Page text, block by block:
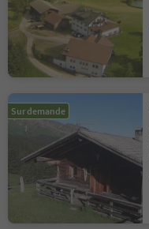
Sur demande